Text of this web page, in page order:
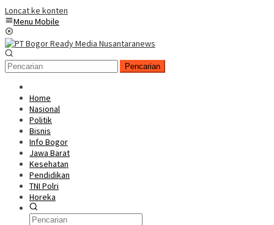
Loncat ke konten
Menu Mobile
Pencarian
Home
Nasional
Politik
Bisnis
Info Bogor
Jawa Barat
Kesehatan
Pendidikan
TNI Polri
Horeka